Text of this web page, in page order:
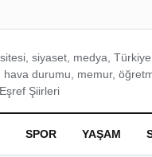
siyaset, medya,
hava durumu, memur,
Şiirleri
SPOR YAŞAM